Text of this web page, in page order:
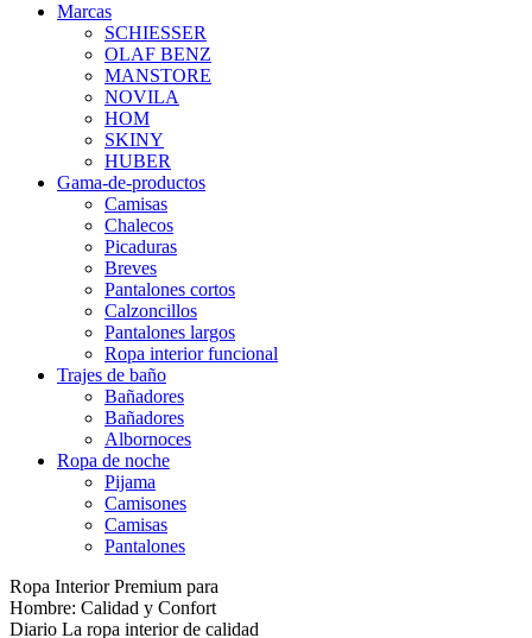
Marcas
SCHIESSER
OLAF BENZ
MANSTORE
NOVILA
HOM
SKINY
HUBER
Gama-de-productos
Camisas
Chalecos
Picaduras
Breves
Pantalones cortos
Calzoncillos
Pantalones largos
Ropa interior funcional
Trajes de baño
Bañadores
Bañadores
Albornoces
Ropa de noche
Pijama
Camisones
Camisas
Pantalones
Ropa Interior Premium para
Hombre: Calidad y Confort
Diario La ropa interior de calidad